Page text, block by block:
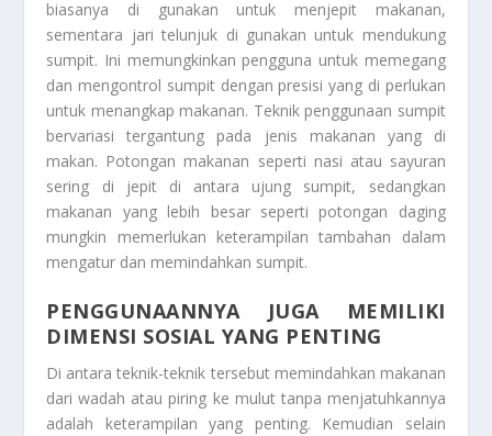
biasanya di gunakan untuk menjepit makanan,
sementara jari telunjuk di gunakan untuk mendukung
sumpit. Ini memungkinkan pengguna untuk memegang
dan mengontrol sumpit dengan presisi yang di perlukan
untuk menangkap makanan. Teknik penggunaan sumpit
bervariasi tergantung pada jenis makanan yang di
makan. Potongan makanan seperti nasi atau sayuran
sering di jepit di antara ujung sumpit, sedangkan
makanan yang lebih besar seperti potongan daging
mungkin memerlukan keterampilan tambahan dalam
mengatur dan memindahkan sumpit.
PENGGUNAANNYA JUGA MEMILIKI
DIMENSI SOSIAL YANG PENTING
Di antara teknik-teknik tersebut memindahkan makanan
dari wadah atau piring ke mulut tanpa menjatuhkannya
adalah keterampilan yang penting. Kemudian selain